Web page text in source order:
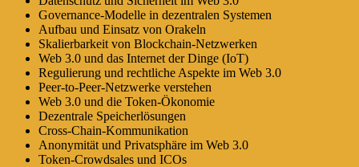
Governance-Modelle in dezentralen Systemen
Aufbau und Einsatz von Orakeln
Skalierbarkeit von Blockchain-Netzwerken
Web 3.0 und das Internet der Dinge (IoT)
Regulierung und rechtliche Aspekte im Web 3.0
Peer-to-Peer-Netzwerke verstehen
Web 3.0 und die Token-Ökonomie
Dezentrale Speicherlösungen
Cross-Chain-Kommunikation
Anonymität und Privatsphäre im Web 3.0
Token-Crowdsales und ICOs